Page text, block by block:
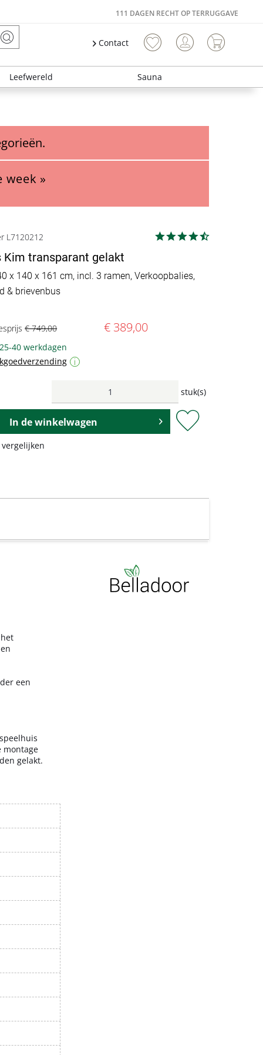
111 DAGEN RECHT OP TERRUGGAVE
Contact
Leefwereld Sauna
week »
L7120212
Kim transparant gelakt
x 140 x 161 cm, incl. 3 ramen, Verkoopbalies,
& brievenbus
€ 749,00 € 389,00
40 werkdagen
i
stuk(s)
In de winkelwagen
een
montage
gelakt.